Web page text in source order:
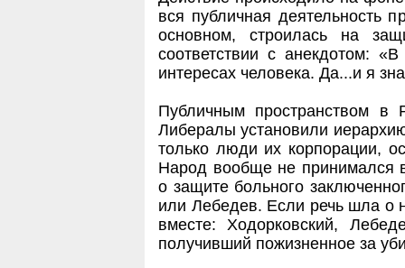
вся публичная деятельность
основном, строилась на
соответствии с анекдотом:
интересах человека. Да...и я
Публичным пространством в
Либералы установили
только люди их корпорации,
Народ вообще не принимался
о защите больного
или Лебедев. Если речь шла о
вместе: Ходорковский,
получивший пожизненное за